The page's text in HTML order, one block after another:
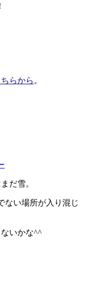
らから 。
だ雪。
ない場所が入り混じ
いかな^^